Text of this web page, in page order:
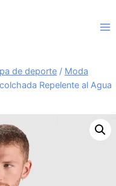
de deporte / Moda
Repelente al Agua